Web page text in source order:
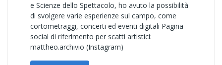
e Scienze dello Spettacolo, ho avuto la possibilità
di svolgere varie esperienze sul campo, come
cortometraggi, concerti ed eventi digitali Pagina
social di riferimento per scatti artistici:
mattheo.archivio (Instagram)